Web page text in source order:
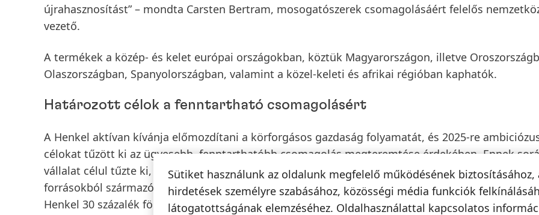
újrahasznosítást” – mondta Carsten Bertram, mosogatószerek csomagolásáért felelős
vezető.
A termékek a közép- és kelet európai országokban, köztük Magyarországon, illetve
Olaszországban, Spanyolországban, valamint a közel-keleti és afrikai régióban kaphatók.
Határozott célok a fenntartható csomagolásért
A Henkel aktívan kívánja előmozdítani a körforgásos gazdaság folyamatát, és 2025-re
célokat tűzött ki az ügyesebb, fenntarthatóbb csomagolás megteremtése érdekében. Ennek
vállalat célul tűzte ki, hogy a fogyasztói termékek csomagolásában 50 százalékkal csökkenti a
forrásokból származó szűz műanyag(először legyártott műanyag) mennyiségét. Ennek
Henkel 30 százalék fölé növeli az újrahasznosított műanyagok arányát, csökkenti a teljes
Sütiket használunk az oldalunk megfelelő működésének
hirdetések személyre szabásához, közösségi média funkciók
látogatottságának elemzéséhez. Oldalhasználattal kapcsolatos